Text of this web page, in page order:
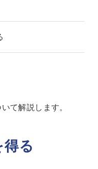
て解説します。
得る